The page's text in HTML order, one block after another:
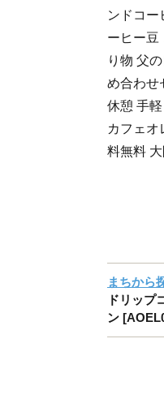
ンドコー
ーヒー豆
り物 父
め合わせ
休憩 手
カフェオ
料無料
まちから
ドリップ
ン